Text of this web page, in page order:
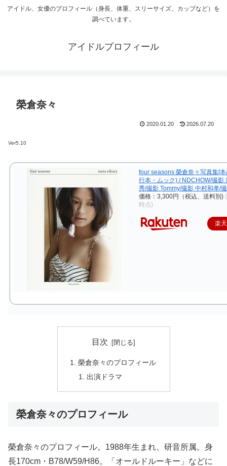
アイドル、女優のプロフィール（身長、体重、スリーサイズ、カップなど）を
調べています。
アイドルプロフィール
榮倉奈々
2020.01.20 2026.07.20
Ver5.10
four seasons 榮倉奈々写真集[
行本・ムック) / NDCHOW/撮影
秀/撮影 Tommy/撮影 中村和孝/
価格：3,300円（税込、送料別)
時点)
楽
目次
榮倉奈々のプロフィール
出演ドラマ
榮倉奈々のプロフィール
榮倉奈々のプロフィール。1988年生まれ、研音所属。身
長170cm・B78/W59/H86。「オールドルーキー」などに